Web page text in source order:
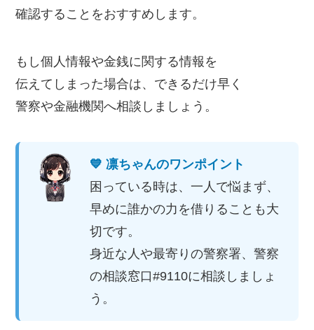
確認することをおすすめします。
もし個人情報や金銭に関する情報を
伝えてしまった場合は、できるだけ早く
警察や金融機関へ相談しましょう。
💙 凛ちゃんのワンポイント
困っている時は、一人で悩まず、
早めに誰かの力を借りることも大
切です。
身近な人や最寄りの警察署、警察
の相談窓口#9110に相談しましょ
う。